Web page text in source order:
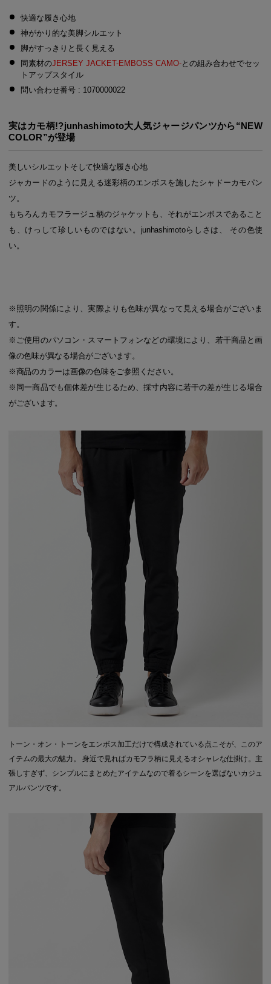
快適な履き心地
神がかり的な美脚シルエット
脚がすっきりと長く見える
同素材のJERSEY JACKET-EMBOSS CAMO-との組み合わせでセッ
トアップスタイル
問い合わせ番号 : 1070000022
実はカモ柄!?junhashimoto大人気ジャージパンツから“NEW
COLOR”が登場
美しいシルエットそして快適な履き心地
ジャカードのように見える迷彩柄のエンボスを施したシャドーカモパン
ツ。
もちろんカモフラージュ柄のジャケットも、それがエンボスであること
も、けっして珍しいものではない。junhashimotoらしさは、 その色使
い。
※照明の関係により、実際よりも色味が異なって見える場合がございま
す。
※ご使用のパソコン・スマートフォンなどの環境により、若干商品と画
像の色味が異なる場合がございます。
※商品のカラーは画像の色味をご参照ください。
※同一商品でも個体差が生じるため、採寸内容に若干の差が生じる場合
がございます。
トーン・オン・トーンをエンボス加工だけで構成されている点こそが、このア
イテムの最大の魅力。 身近で見ればカモフラ柄に見えるオシャレな仕掛け。主
張しすぎず、シンプルにまとめたアイテムなので着るシーンを選ばないカジュ
アルパンツです。